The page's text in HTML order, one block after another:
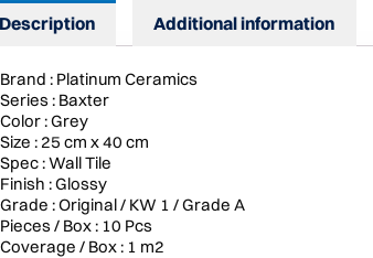
Description Additional information
Brand : Platinum Ceramics
Series : Baxter
Color : Grey
Size : 25 cm x 40 cm
Spec : Wall Tile
Finish : Glossy
Grade : Original / KW 1 / Grade A
Pieces / Box : 10 Pcs
Coverage / Box : 1 m2